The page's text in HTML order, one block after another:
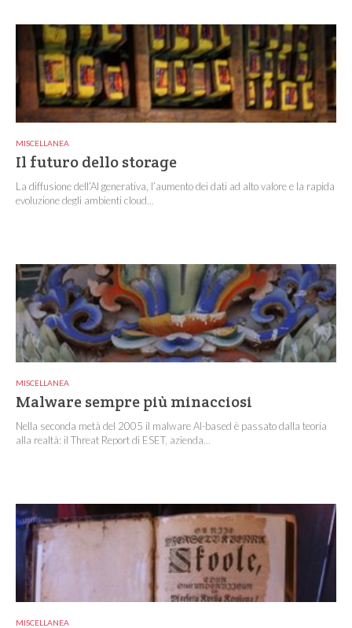
MISCELLANEA
Il futuro dello storage
La diffusione dell’AI generativa, l’aumento dei dati ad alto valore e la rapida
evoluzione degli ambienti cloud...
MISCELLANEA
Malware sempre più minacciosi
Nella seconda metà del 2005 il malware AI-based è passato dalla teoria
alla realtà: il Threat Report di ESET, azienda...
MISCELLANEA